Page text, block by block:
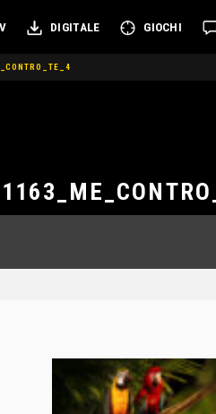
DIGITALE GIOCHI